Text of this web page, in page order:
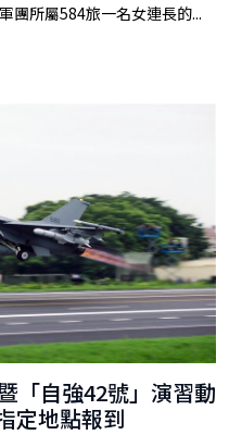
團所屬584旅一名女連長的...
「自強42號」演習動
定地點報到